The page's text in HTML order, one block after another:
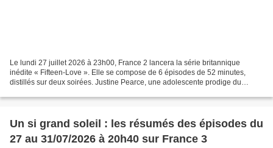
Le lundi 27 juillet 2026 à 23h00, France 2 lancera la série britannique
inédite « Fifteen-Love ». Elle se compose de 6 épisodes de 52 minutes,
distillés sur deux soirées. Justine Pearce, une adolescente prodige du
Un si grand soleil : les résumés des épisodes du
27 au 31/07/2026 à 20h40 sur France 3